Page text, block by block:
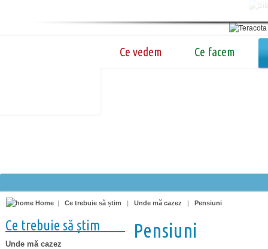
Ce vedem Ce facem
Home | Ce trebuie să știm | Unde mă cazez | Pensiuni
Ce trebuie să știm
Unde mă cazez
Pensiuni